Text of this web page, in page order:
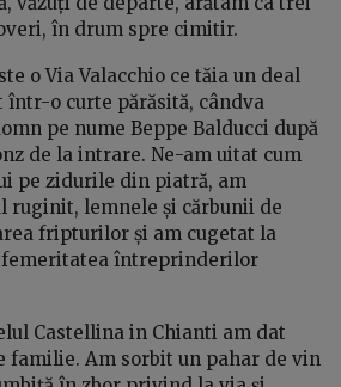
în drum spre cimitir.
o Via Valacchio ce tăia un deal
într-o curte părăsită, cândva
pe nume Beppe Balducci după
de la intrare. Ne-am uitat cum
pe zidurile din piatră, am
ruginit, lemnele și cărbunii de
fripturilor și am cugetat la
întreprinderilor
Castellina in Chianti am dat
familie. Am sorbit un pahar de vin